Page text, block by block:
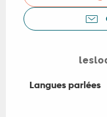
Langues parlées
Langues parlées